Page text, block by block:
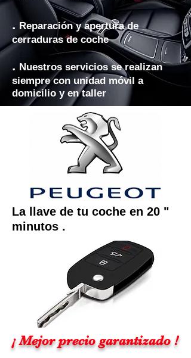
. Reparación y apertura de
cerraduras de coche
. Nuestros servicios se realizan
siempre con unidad móvil a
domicilio y en taller
La llave de tu coche en 20 "
minutos .
¡ Mejor precio garantizado !